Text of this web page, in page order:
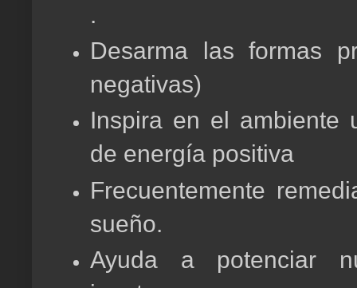
.
Desarma las formas
negativas)
Inspira en el ambiente
de energía positiva
Frecuentemente
sueño.
Ayuda a potenciar